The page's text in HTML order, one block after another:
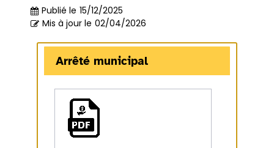
Publié le 15/12/2025
Mis à jour le 02/04/2026
Arrêté municipal